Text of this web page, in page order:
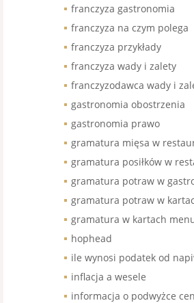
franczyza gastronomia
franczyza na czym polega
franczyza przykłady
franczyza wady i zalety
franczyzodawca wady i
gastronomia obostrzenia
gastronomia prawo
gramatura mięsa w
gramatura posiłków w
gramatura potraw w
gramatura potraw w
gramatura w kartach
hophead
ile wynosi podatek od
inflacja a wesele
informacja o podwyżce cen